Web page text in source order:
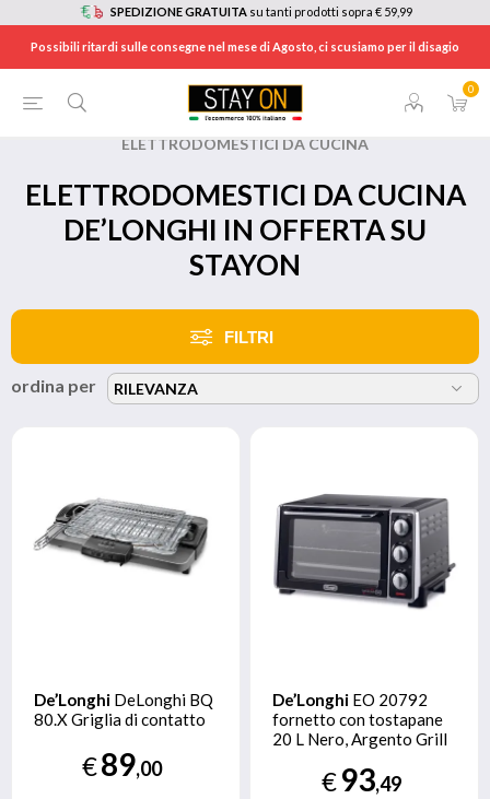
SPEDIZIONE GRATUITA su tanti prodotti sopra € 59,99
Possibili ritardi sulle consegne nel mese di Agosto, ci scusiamo per il disagio
0
BRANDS / DE’LONGHI
ELETTRODOMESTICI DA CUCINA
ELETTRODOMESTICI DA CUCINA
DE’LONGHI IN OFFERTA SU
STAYON
FILTRI
ordina per
De’Longhi DeLonghi BQ
80.X Griglia di contatto
€89,00
De’Longhi EO 20792
fornetto con tostapane
20 L Nero, Argento Grill
€93,49